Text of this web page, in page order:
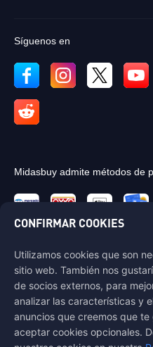
Síguenos en
Midasbuy admite métodos de
Contáctenos
Si necesitas ayuda, por favor
Cliente" para comunicarte con
Servicio al Cliente
CONFIRMAR COOKIES
Utilizamos cookies que son
sitio web. También nos
de socios externos, para
analizar las características y
anuncios que creemos que
aceptar cookies opcionales.